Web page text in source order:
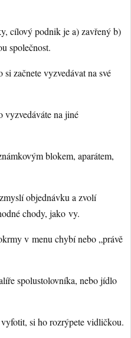
cílový podnik je a) zavřený b)
společnost.
začnete vyzvedávat na své
vyzvedáváte na jiné
blokem, aparátem,
objednávku a zvolí
chody, jako vy.
v menu chybí nebo „právě
spolustolovníka, nebo jídlo
si ho rozrýpete vidličkou.